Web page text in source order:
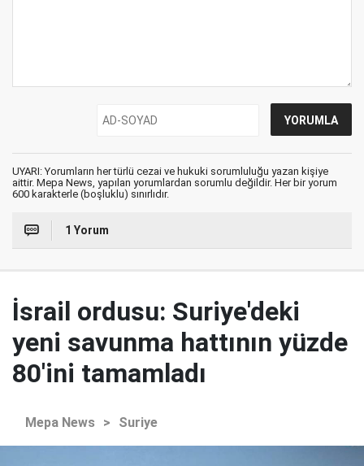
UYARI: Yorumların her türlü cezai ve hukuki sorumluluğu yazan kişiye
aittir. Mepa News, yapılan yorumlardan sorumlu değildir. Her bir yorum
600 karakterle (boşluklu) sınırlıdır.
1 Yorum
İsrail ordusu: Suriye'deki
yeni savunma hattının yüzde
80'ini tamamladı
Mepa News > Suriye